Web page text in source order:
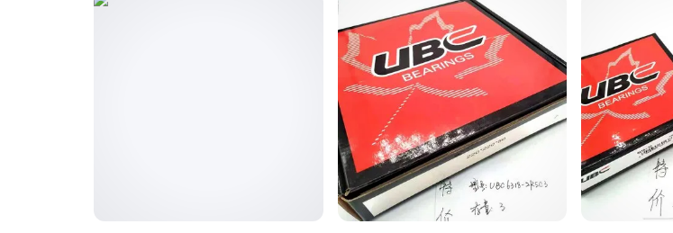
4. 需要频繁拆装的产线
圆锥滚子轴承
的可分离设计便于维护
配合专用
轴承拆卸工具 降低损伤风险
记住：没有"最好"的轴承，只有"最合适
四、容易被忽略的配套投入
装上轴承只是开始。我们见过太多案例：